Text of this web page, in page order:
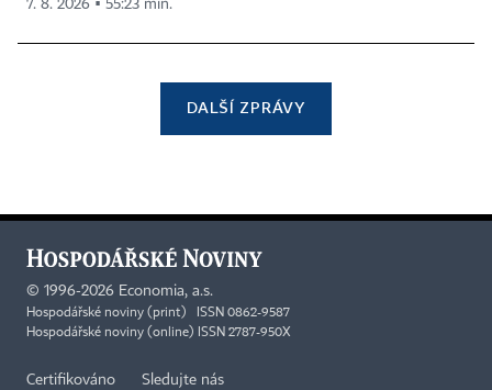
7. 8. 2026 ▪ 55:23 min.
DALŠÍ ZPRÁVY
© 1996-2026 Economia, a.s.
Hospodářské noviny (print) ISSN 0862-9587
Hospodářské noviny (online) ISSN 2787-950X
Certifikováno Sledujte nás